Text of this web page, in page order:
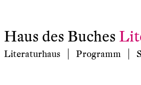
Haus des Buches
Literaturhaus Programm